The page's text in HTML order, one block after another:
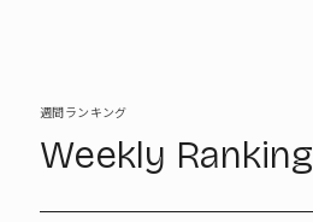
週間ランキング
Weekly Ranking